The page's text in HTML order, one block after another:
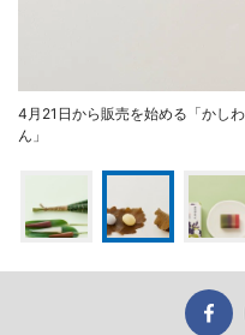
4月21日から販売を始める「かし
ん」